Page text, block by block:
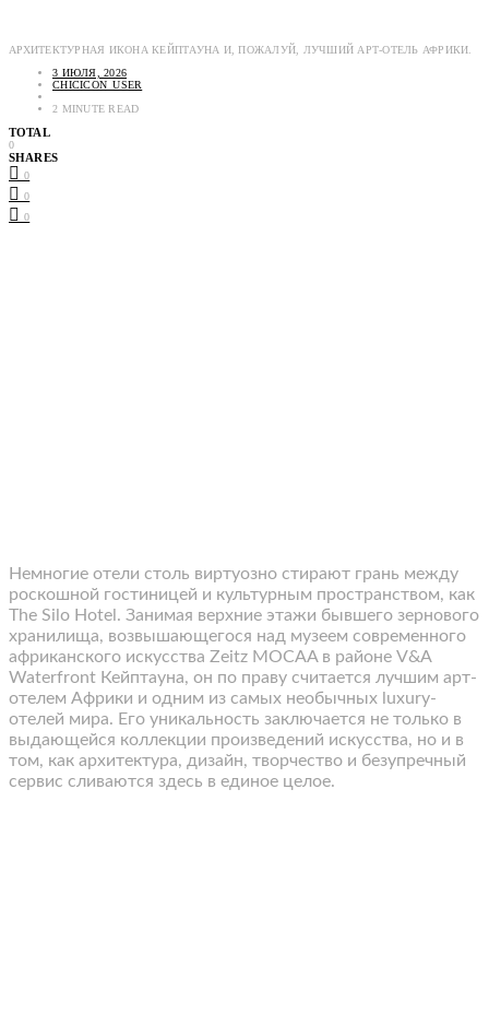
АРХИТЕКТУРНАЯ ИКОНА КЕЙПТАУНА И, ПОЖАЛУЙ, ЛУЧШИЙ АРТ-ОТЕЛЬ АФРИКИ.
3 ИЮЛЯ, 2026
CHICICON_USER
2 MINUTE READ
TOTAL
0
SHARES
0
0
0
Немногие отели столь виртуозно стирают грань между
роскошной гостиницей и культурным пространством, как
The Silo Hotel. Занимая верхние этажи бывшего зернового
хранилища, возвышающегося над музеем современного
африканского искусства Zeitz MOCAA в районе V&A
Waterfront Кейптауна, он по праву считается лучшим арт-
отелем Африки и одним из самых необычных luxury-
отелей мира. Его уникальность заключается не только в
выдающейся коллекции произведений искусства, но и в
том, как архитектура, дизайн, творчество и безупречный
сервис сливаются здесь в единое целое.